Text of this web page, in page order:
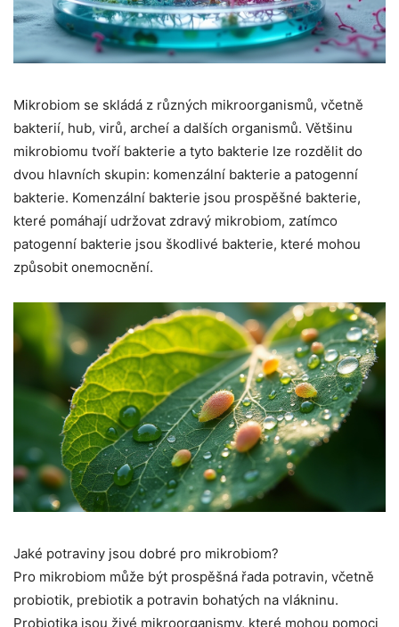
Mikrobiom se skládá z různých mikroorganismů, včetně
bakterií, hub, virů, archeí a dalších organismů. Většinu
mikrobiomu tvoří bakterie a tyto bakterie lze rozdělit do
dvou hlavních skupin: komenzální bakterie a patogenní
bakterie. Komenzální bakterie jsou prospěšné bakterie,
které pomáhají udržovat zdravý mikrobiom, zatímco
patogenní bakterie jsou škodlivé bakterie, které mohou
způsobit onemocnění.
Jaké potraviny jsou dobré pro mikrobiom?
Pro mikrobiom může být prospěšná řada potravin, včetně
probiotik, prebiotik a potravin bohatých na vlákninu.
Probiotika jsou živé mikroorganismy, které mohou pomoci